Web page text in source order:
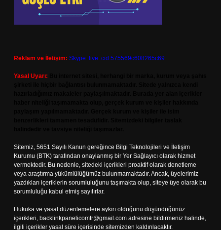
Reklam ve İletişim: Skype: live:.cid.575569c608265c69
Yasal Uyarı:
Sitemiz, 5651 Sayılı Kanun gereğince Bilgi Teknolojileri ve İletişim
Kurumu (BTK) tarafından onaylanmış bir Yer Sağlayıcı olarak hizmet
vermektedir. Bu nedenle, sitedeki içerikleri proaktif olarak denetleme
veya araştırma yükümlülüğümüz bulunmamaktadır. Ancak, üyelerimiz
yazdıkları içeriklerin sorumluluğunu taşımakta olup, siteye üye olarak bu
sorumluluğu kabul etmiş sayılırlar.
Hukuka ve yasal düzenlemelere aykırı olduğunu düşündüğünüz
içerikleri, backlinkpanelicomtr@gmail.com adresine bildirmeniz halinde,
ilgili içerikler yasal süre içerisinde sitemizden kaldırılacaktır.